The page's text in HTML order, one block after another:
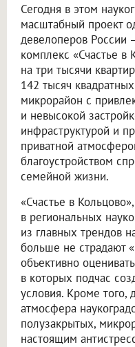
Сегодня в этом
масштабный проект
девелоперов России
комплекс «Счастье в
на три тысячи
142 тысяч
микрорайон с
и невысокой
инфраструктурой и
приватной
благоустройством
семейной жизни.
«Счастье в
в региональных
из главных трендов
больше не страдают
объективно
в которых подчас
условия. Кроме того,
атмосфера
полузакрытых,
настоящим